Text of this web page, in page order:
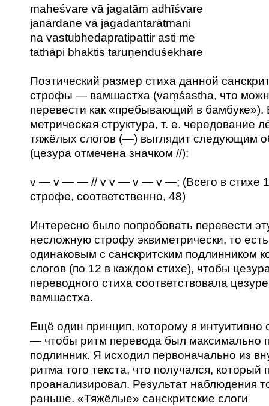
maheśvare vā jagatām adhīśvare
janārdane vā jagadantarātmani
na vastubhedapratipattir asti me
tathāpi bhaktis taruṇenduśekhare
Поэтический размер стиха данной
строфы — вамшастха (vaṃśastha, что
перевести как «пребывающий в бамбуке»).
метрическая структура, т. е. чередование
тяжёлых слогов (—) выглядит следующим
(цезура отмечена значком //):
v — v — — // v v — v — v —; (Всего в стихе
строфе, соответственно, 48)
Интересно было попробовать перевести
несложную строфу эквиметрически, то есть
одинаковым с санскритским подлинником
слогов (по 12 в каждом стихе), чтобы
переводного стиха соответствовала
вамшастха.
Ещё один принцип, которому я интуитивно
— чтобы ритм перевода был максимально
подлинник. Я исходил первоначально из
ритма того текста, что получался, который
проанализировал. Результат наблюдения
раньше. «Тяжёлые» санскритские слоги